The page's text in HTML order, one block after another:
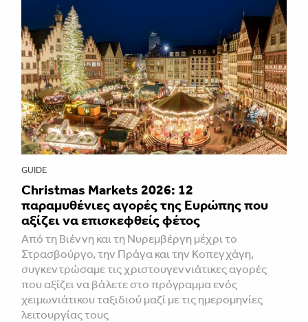
GUIDE
Christmas Markets 2026: 12
παραμυθένιες αγορές της Ευρώπης που
αξίζει να επισκεφθείς φέτος
Από τη Βιέννη και τη Νυρεμβέργη μέχρι το
Στρασβούργο, την Πράγα και την Κοπεγχάγη,
συγκεντρώσαμε τις χριστουγεννιάτικες αγορές
που αξίζει να βάλετε στο πρόγραμμα ενός
χειμωνιάτικου ταξιδιού μαζί με τις ημερομηνίες
λειτουργίας τους